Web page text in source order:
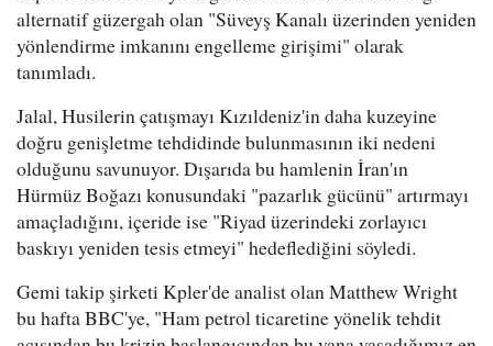
alternatif güzergah olan "Süveyş Kanalı üzerinden yeniden
yönlendirme imkanını engelleme girişimi" olarak
tanımladı.
Jalal, Husilerin çatışmayı Kızıldeniz'in daha kuzeyine
doğru genişletme tehdidinde bulunmasının iki nedeni
olduğunu savunuyor. Dışarıda bu hamlenin İran'ın
Hürmüz Boğazı konusundaki "pazarlık gücünü" artırmayı
amaçladığını, içeride ise "Riyad üzerindeki zorlayıcı
baskıyı yeniden tesis etmeyi" hedeflediğini söyledi.
Gemi takip şirketi Kpler'de analist olan Matthew Wright
bu hafta BBC'ye, "Ham petrol ticaretine yönelik tehdit